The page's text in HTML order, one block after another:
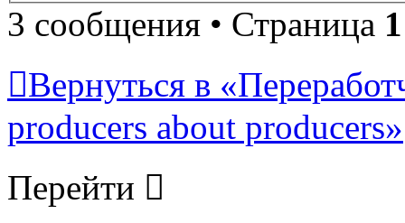
3 сообщения • Страница 1
Вернуться в
producers about producers»
Перейти